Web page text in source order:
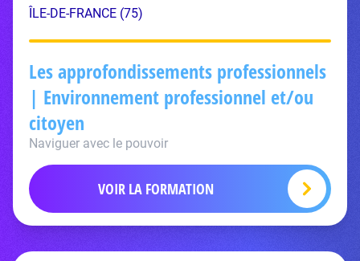
ÎLE-DE-FRANCE (75)
Les approfondissements professionnels
| Environnement professionnel et/ou
citoyen
Naviguer avec le pouvoir
VOIR LA FORMATION